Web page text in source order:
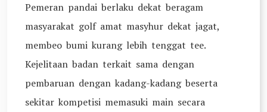
Pemeran pandai berlaku dekat beragam
masyarakat golf amat masyhur dekat jagat,
membeo bumi kurang lebih tenggat tee.
Kejelitaan badan terkait sama dengan
pembaruan dengan kadang-kadang beserta
sekitar kompetisi memasuki main secara